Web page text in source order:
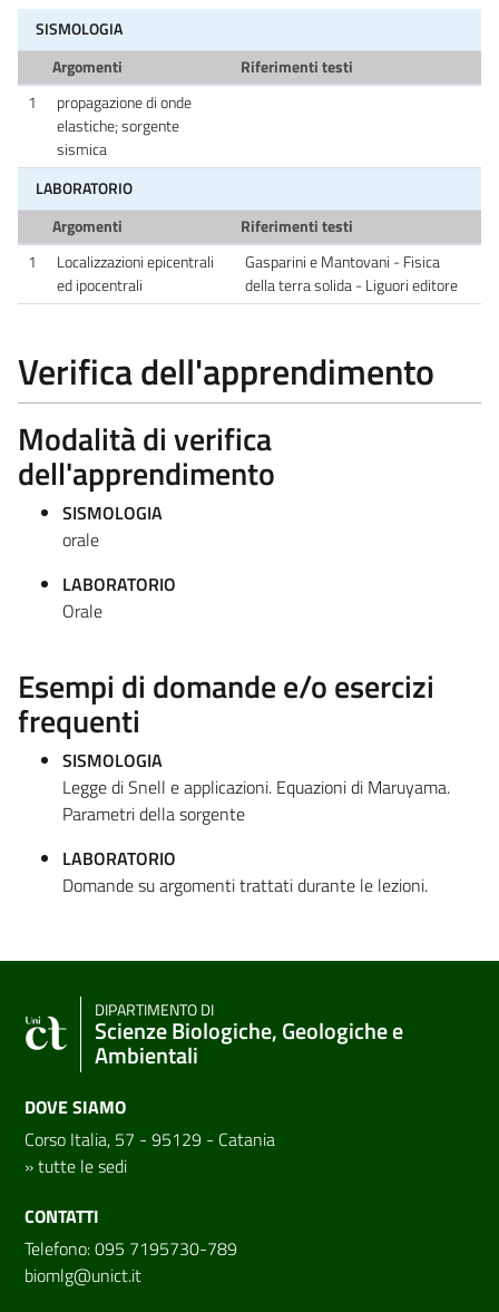
SISMOLOGIA
Argomenti
Riferimenti testi
1
propagazione di onde
elastiche; sorgente
sismica
LABORATORIO
Argomenti
Riferimenti testi
1
Localizzazioni epicentrali
ed ipocentrali
Gasparini e Mantovani - Fisica
della terra solida - Liguori editore
Verifica dell'apprendimento
Modalità di verifica
dell'apprendimento
SISMOLOGIA
orale
LABORATORIO
Orale
Esempi di domande e/o esercizi
frequenti
SISMOLOGIA
Legge di Snell e applicazioni. Equazioni di Maruyama.
Parametri della sorgente
LABORATORIO
Domande su argomenti trattati durante le lezioni.
DIPARTIMENTO DI
Scienze Biologiche, Geologiche e
Ambientali
DOVE SIAMO
Corso Italia, 57 - 95129 - Catania
»tutte le sedi
CONTATTI
Telefono: 095 7195730-789
biomlg@unict.it